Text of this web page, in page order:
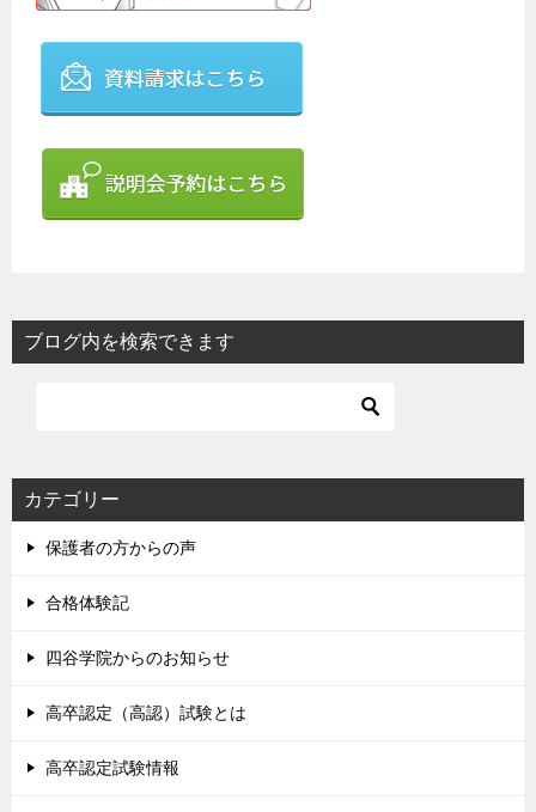
ブログ内を検索できます
カテゴリー
保護者の方からの声
合格体験記
四谷学院からのお知らせ
高卒認定（高認）試験とは
高卒認定試験情報